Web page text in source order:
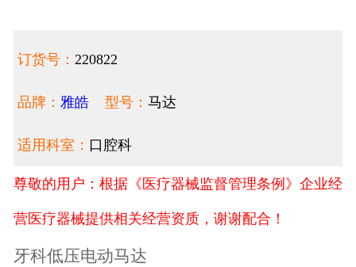
订货号： 220822
品牌： 雅皓 型号： 马达
适用科室： 口腔科
尊敬的用户：根据《医疗器械监督管理条例》企业经
营医疗器械提供相关经营资质，谢谢配合！
牙科低压电动马达